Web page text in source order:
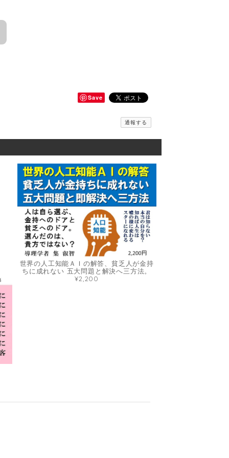
Save
通報する
世界の人工知能ＡＩの解答、貧乏人が金持
ちに成れない 五大問題と解決へ三方法。
¥2,200